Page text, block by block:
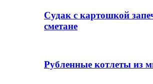
Судак с картошкой
сметане
Рубленные котлеты из